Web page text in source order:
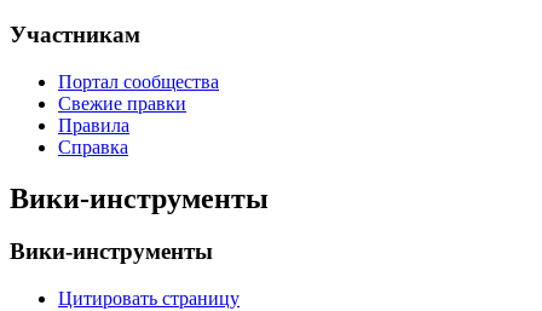
Участникам
Портал сообщества
Свежие правки
Правила
Справка
Вики-инструменты
Вики-инструменты
Цитировать страницу